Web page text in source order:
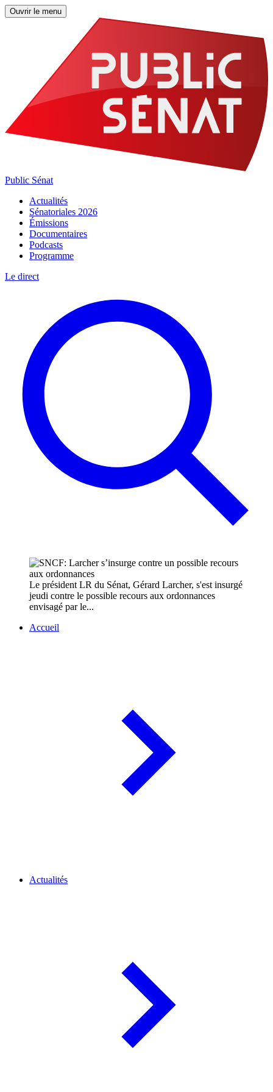
Ouvrir le menu
Public Sénat
Actualités
Sénatoriales 2026
Émissions
Documentaires
Podcasts
Programme
Le direct
Le président LR du Sénat, Gérard Larcher, s'est insurgé
jeudi contre le possible recours aux ordonnances
envisagé par le...
Accueil
Actualités